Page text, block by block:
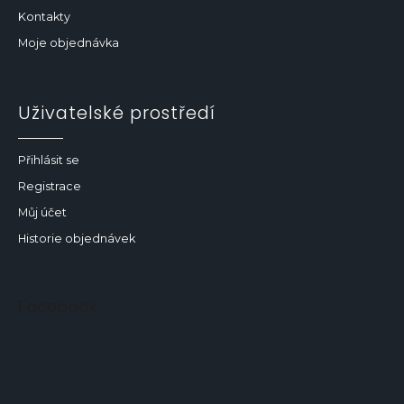
Kontakty
Moje objednávka
Uživatelské prostředí
Přihlásit se
Registrace
Můj účet
Historie objednávek